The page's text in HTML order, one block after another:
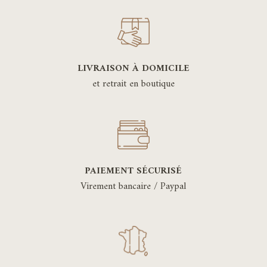
LIVRAISON À DOMICILE
et retrait en boutique
PAIEMENT SÉCURISÉ
Virement bancaire / Paypal